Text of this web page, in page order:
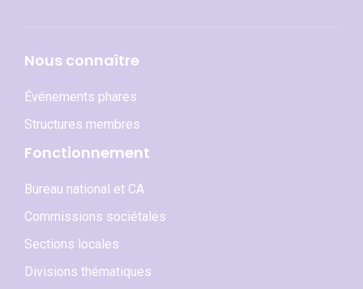
Nous connaître
Événements phares
Structures membres
Fonctionnement
Bureau national et CA
Commissions sociétales
Sections locales
Divisions thématiques